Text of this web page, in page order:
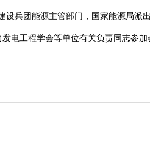
兵团能源主管部门，国家能源局
电工程学会等单位有关负责同志参加